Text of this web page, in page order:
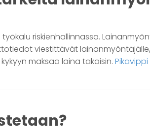
riskienhallinnassa.
viestittävät
maksaa laina takaisin.